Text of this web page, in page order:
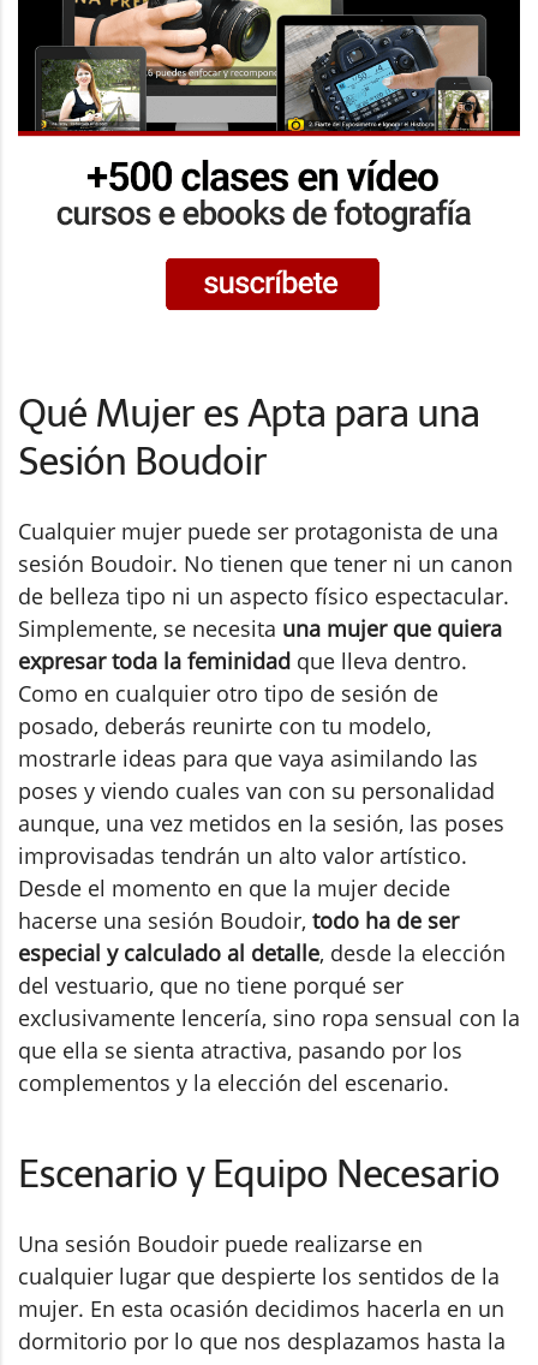
Qué Mujer es Apta para una
Sesión Boudoir
Cualquier mujer puede ser protagonista de una
sesión Boudoir. No tienen que tener ni un canon
de belleza tipo ni un aspecto físico espectacular.
Simplemente, se necesita una mujer que quiera
expresar toda la feminidad que lleva dentro.
Como en cualquier otro tipo de sesión de
posado, deberás reunirte con tu modelo,
mostrarle ideas para que vaya asimilando las
poses y viendo cuales van con su personalidad
aunque, una vez metidos en la sesión, las poses
improvisadas tendrán un alto valor artístico.
Desde el momento en que la mujer decide
hacerse una sesión Boudoir, todo ha de ser
especial y calculado al detalle, desde la elección
del vestuario, que no tiene porqué ser
exclusivamente lencería, sino ropa sensual con la
que ella se sienta atractiva, pasando por los
complementos y la elección del escenario.
Escenario y Equipo Necesario
Una sesión Boudoir puede realizarse en
cualquier lugar que despierte los sentidos de la
mujer. En esta ocasión decidimos hacerla en un
dormitorio por lo que nos desplazamos hasta la